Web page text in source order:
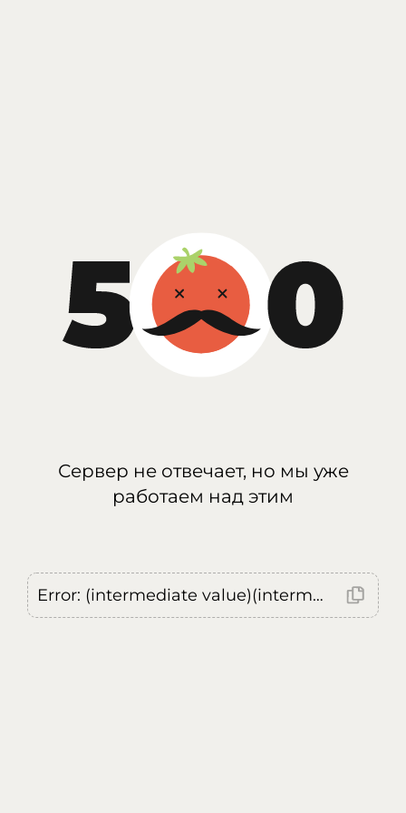
Сервер не отвечает, но мы уже
работаем над этим
Error: (intermediate value)(intermediate value)(intermediate value).replaceAll is not a function